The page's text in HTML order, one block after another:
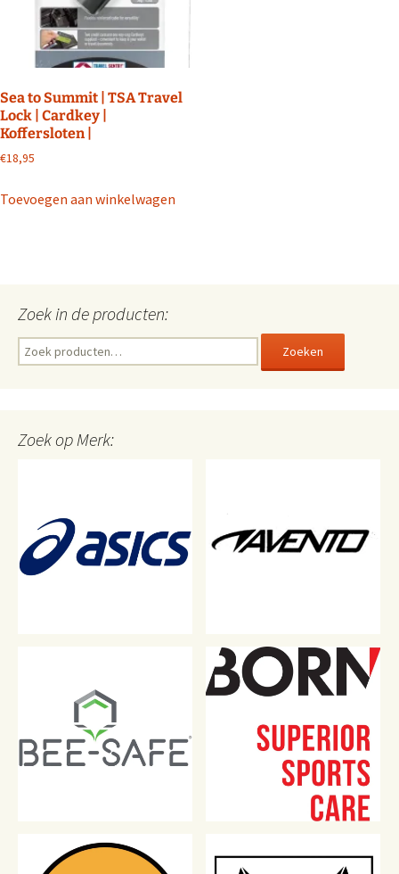
Sea to Summit | TSA Travel
Lock | Cardkey |
Koffersloten |
€18,95
Toevoegen aan winkelwagen
Zoek in de producten:
Zoeken
naar:
Zoeken
Zoek op Merk: